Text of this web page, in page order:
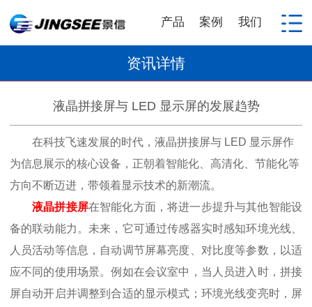
产品 案例 我们
资讯详情
液晶拼接屏与 LED 显示屏的发展趋势
在科技飞速发展的时代，液晶拼接屏与 LED 显示屏作
为信息展示的核心设备，正朝着智能化、高清化、节能化等
方向不断迈进，带领着显示技术的新潮流。
液晶拼接屏在智能化方面，将进一步提升与其他智能设
备的联动能力。未来，它可通过传感器实时感知环境光线、
人员活动等信息，自动调节屏幕亮度、对比度等参数，以适
应不同的使用场景。例如在会议室中，当人员进入时，拼接
屏自动开启并调整到合适的显示模式；环境光线变亮时，屏